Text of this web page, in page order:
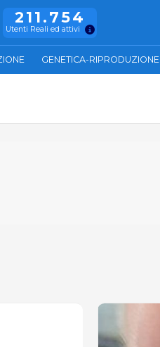
211.754
Utenti Reali ed attivi
GENETICA-RIPRODUZIONE